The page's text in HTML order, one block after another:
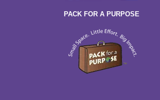
PACK FOR A PURPOSE